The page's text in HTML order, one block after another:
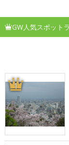
GW人気スポット
1